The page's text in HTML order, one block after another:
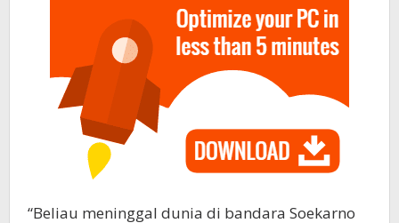
“Beliau meninggal dunia di bandara Soekarno